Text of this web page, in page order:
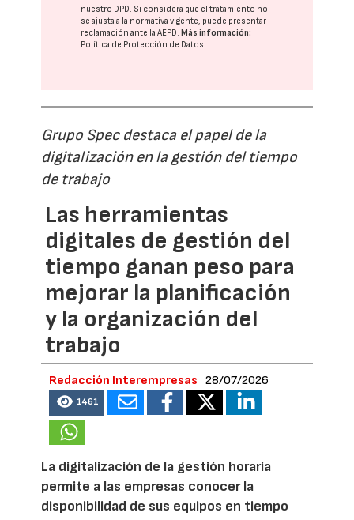
nuestro DPD. Si considera que el tratamiento no
se ajusta a la normativa vigente, puede presentar
reclamación ante laAEPD.Más información:
Política de Protección de Datos
Grupo Spec destaca el papel de la
digitalización en la gestión del tiempo
de trabajo
Las herramientas
digitales de gestión del
tiempo ganan peso para
mejorar la planificación
y la organización del
trabajo
Redacción Interempresas 28/07/2026
1461
La digitalización de la gestión horaria
permite a las empresas conocer la
disponibilidad de sus equipos en tiempo